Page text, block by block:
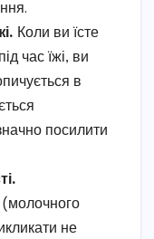
Коли ви їсте
час їжі, ви
в
посилити
(молочного
не